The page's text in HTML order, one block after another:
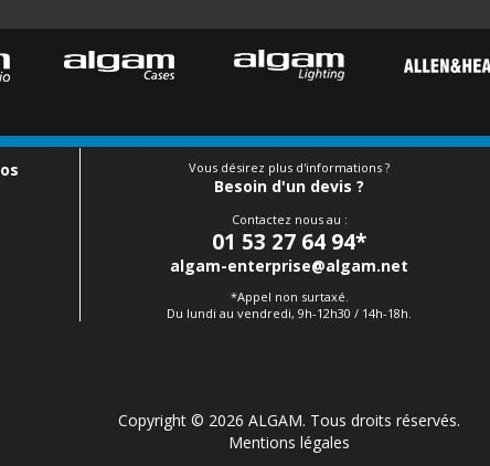
Vous désirez plus d'informations ?
Besoin d'un devis ?
Contactez nous au :
01 53 27 64 94*
algam-enterprise@algam.net
*Appel non surtaxé.
Du lundi au vendredi, 9h-12h30 / 14h-18h.
Copyright © 2026 ALGAM. Tous droits réservés.
Mentions légales